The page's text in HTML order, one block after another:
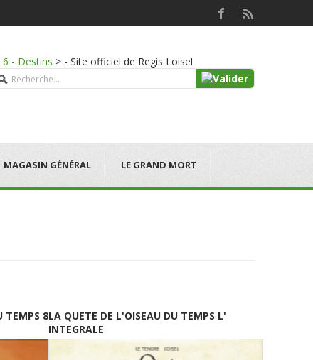
6 - Destins > - Site officiel de Regis Loisel
MAGASIN GÉNÉRAL LE GRAND MORT
TEMPS 8LA QUETE DE L'OISEAU DU TEMPS L'
INTEGRALE